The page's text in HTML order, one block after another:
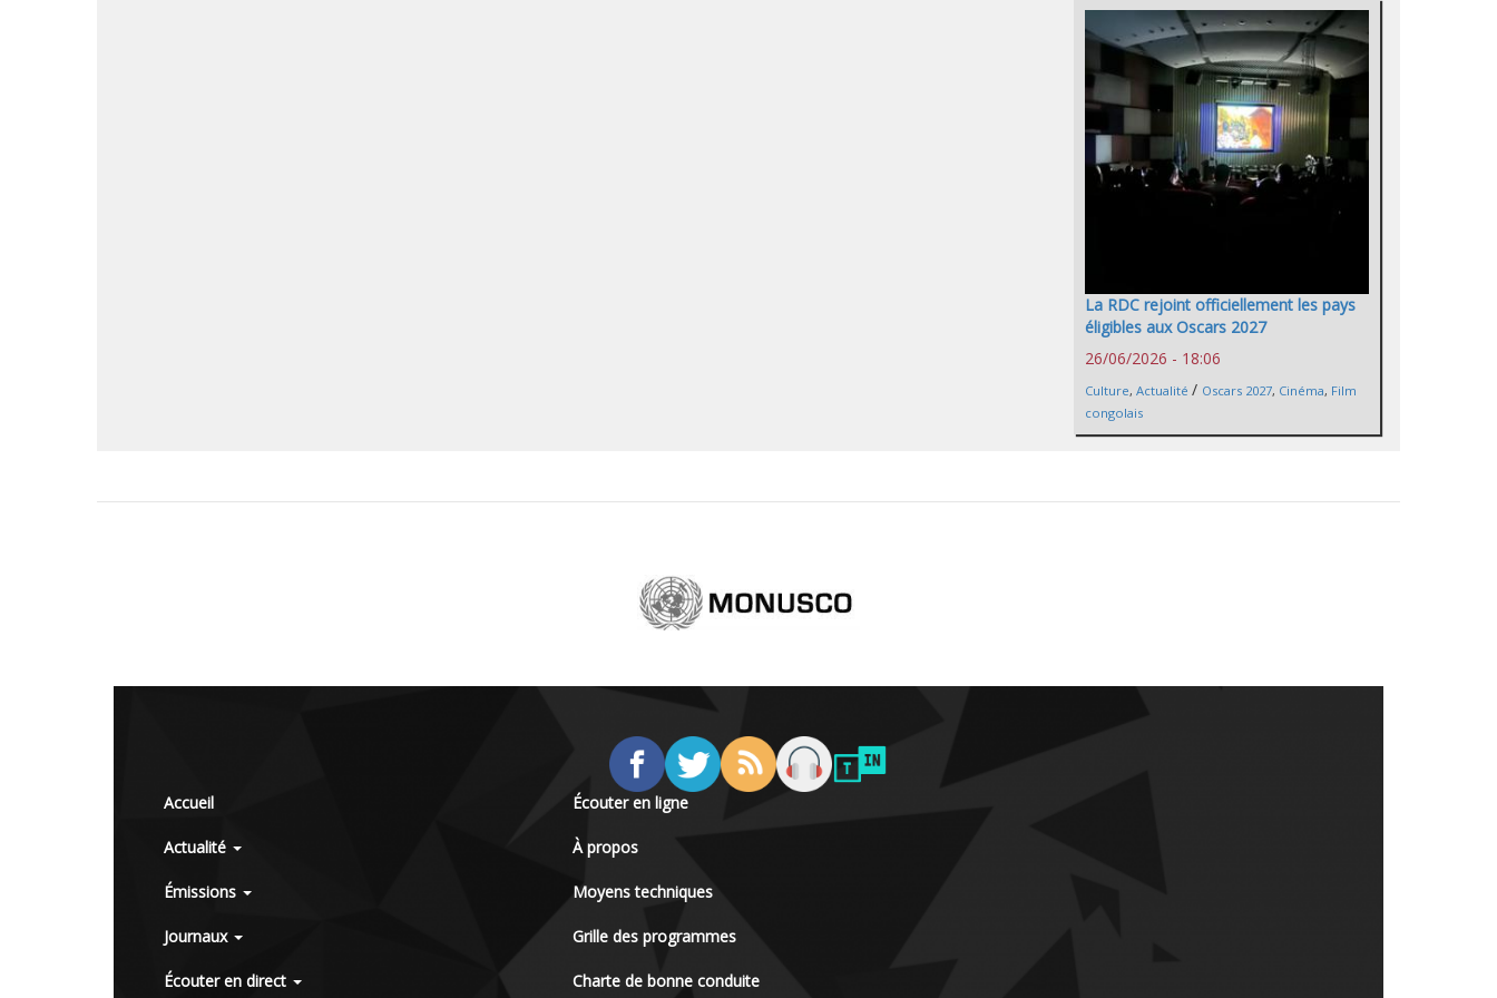
La RDC rejoint officiellement les pays
éligibles aux Oscars 2027
26/06/2026 - 18:06
Culture, Actualité / Oscars 2027, Cinéma, Film
congolais
Accueil
Actualité
Émissions
Journaux
Écouter en direct
Écouter en ligne
À propos
Moyens techniques
Grille des programmes
Charte de bonne conduite